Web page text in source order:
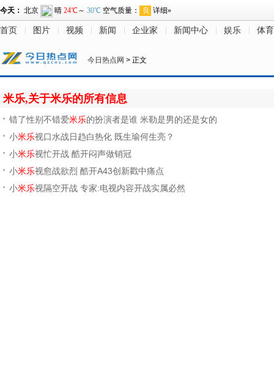
首页 图片 视频 新闻 企业家 新闻中心 娱乐 体育
今日热点网 > 正文
米乐,关于米乐的所有信息
错了性别不错爱米乐的扮演者是谁 米勒是男的还是女的
小米乐视口水战日趋白热化 既生瑜何生亮？
小米乐视忙开战 酷开闷声做销冠
小米乐视愈战欲烈 酷开A43创新戳中痛点
小米乐视隔空开战 专家:电视内容开战实属必然